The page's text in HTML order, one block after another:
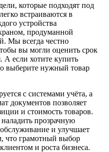
которые подходят под
встраиваются в
устройства
продуманной
Мы всегда честно
вы могли оценить срок
А если хотите купить
выберите нужный товар
с системами учёта, а
документов позволяет
и стоимость товаров.
прозрачную
и улучшает
что грамотный выбор
и роста бизнеса.